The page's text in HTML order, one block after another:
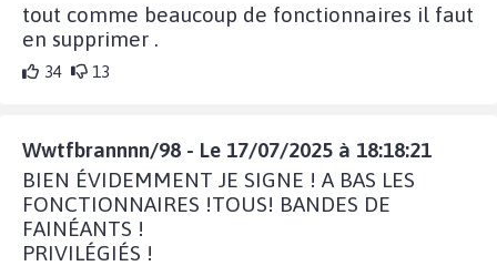
tout comme beaucoup de fonctionnaires il faut
en supprimer .
34 13
Wwtfbrannnn/98 - Le 17/07/2025 à 18:18:21
BIEN ÉVIDEMMENT JE SIGNE ! A BAS LES
FONCTIONNAIRES !TOUS! BANDES DE
FAINÉANTS !
PRIVILÉGIÉS !